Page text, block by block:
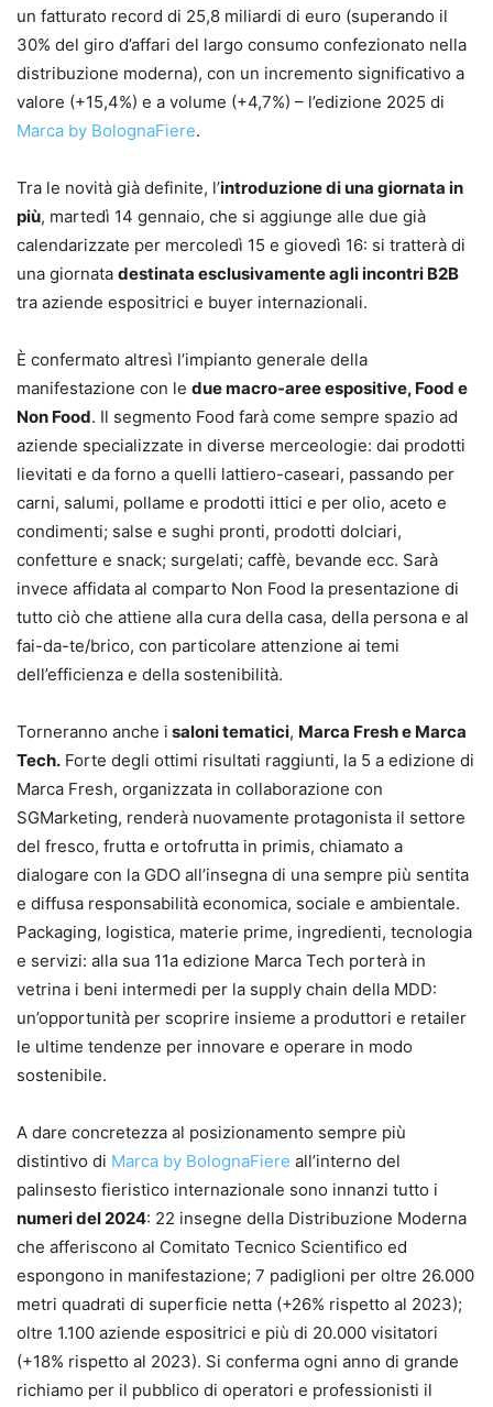
un fatturato record di 25,8 miliardi di euro (superando il
30% del giro d’affari del largo consumo confezionato nella
distribuzione moderna), con un incremento significativo a
valore (+15,4%) e a volume (+4,7%) – l’edizione 2025 di
Marca by BolognaFiere.
Tra le novità già definite, l’introduzione di una giornata in
più, martedì 14 gennaio, che si aggiunge alle due già
calendarizzate per mercoledì 15 e giovedì 16: si tratterà di
una giornata destinata esclusivamente agli incontri B2B
tra aziende espositrici e buyer internazionali.
È confermato altresì l’impianto generale della
manifestazione con le due macro-aree espositive, Food e
Non Food. Il segmento Food farà come sempre spazio ad
aziende specializzate in diverse merceologie: dai prodotti
lievitati e da forno a quelli lattiero-caseari, passando per
carni, salumi, pollame e prodotti ittici e per olio, aceto e
condimenti; salse e sughi pronti, prodotti dolciari,
confetture e snack; surgelati; caffè, bevande ecc. Sarà
invece affidata al comparto Non Food la presentazione di
tutto ciò che attiene alla cura della casa, della persona e al
fai-da-te/brico, con particolare attenzione ai temi
dell’efficienza e della sostenibilità.
Torneranno anche i saloni tematici, Marca Fresh e Marca
Tech. Forte degli ottimi risultati raggiunti, la 5 a edizione di
Marca Fresh, organizzata in collaborazione con
SGMarketing, renderà nuovamente protagonista il settore
del fresco, frutta e ortofrutta in primis, chiamato a
dialogare con la GDO all’insegna di una sempre più sentita
e diffusa responsabilità economica, sociale e ambientale.
Packaging, logistica, materie prime, ingredienti, tecnologia
e servizi: alla sua 11a edizione Marca Tech porterà in
vetrina i beni intermedi per la supply chain della MDD:
un’opportunità per scoprire insieme a produttori e retailer
le ultime tendenze per innovare e operare in modo
sostenibile.
A dare concretezza al posizionamento sempre più
distintivo di Marca by BolognaFiere all’interno del
palinsesto fieristico internazionale sono innanzi tutto i
numeri del 2024: 22 insegne della Distribuzione Moderna
che afferiscono al Comitato Tecnico Scientifico ed
espongono in manifestazione; 7 padiglioni per oltre 26.000
metri quadrati di superficie netta (+26% rispetto al 2023);
oltre 1.100 aziende espositrici e più di 20.000 visitatori
(+18% rispetto al 2023). Si conferma ogni anno di grande
richiamo per il pubblico di operatori e professionisti il